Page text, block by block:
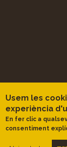
Usem les
experiència
En fer clic a
consentiment